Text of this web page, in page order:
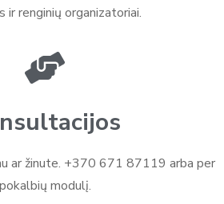
ir renginių organizatoriai.
ar žinute. +370 671 87119 arba per
pokalbių modulį.